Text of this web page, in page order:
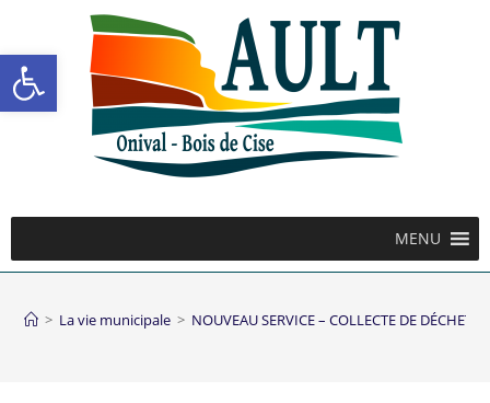
Ouvrir la barre d’outils
MENU
> La vie municipale > NOUVEAU SERVICE – COLLECTE DE DÉCHETS